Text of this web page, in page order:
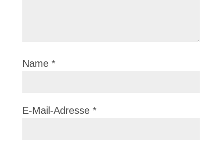
Name *
E-Mail-Adresse *